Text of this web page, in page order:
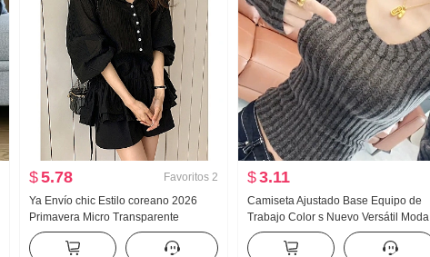
$5.78 Favoritos 2
Ya Envío chic Estilo coreano 2026
Primavera Micro Transparente
Volante Entallado Adelgazante
Camisa
$3.11
Camiseta Ajustado Base Equipo de
Trabajo Color s Nuevo Versátil Moda
Adelgazante Estilo Sencillo Casual
Estilo coreano